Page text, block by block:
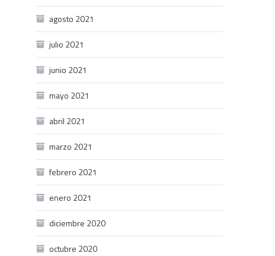
agosto 2021
julio 2021
junio 2021
mayo 2021
abril 2021
marzo 2021
febrero 2021
enero 2021
diciembre 2020
octubre 2020